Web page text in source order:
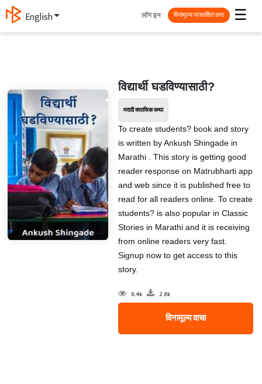
English ☰
लॉग इन विनामूल्य प्रकाशित करा
विद्यार्थी घडविण्यासाठी?
मराठी क्लासिक कथा
To create students? book and story
is written by Ankush Shingade in
Marathi . This story is getting good
reader response on Matrubharti app
and web since it is published free to
read for all readers online. To create
students? is also popular in Classic
Stories in Marathi and it is receiving
from online readers very fast.
Signup now to get access to this
story.
6.4k 2.8k
विनामूल्य वाचा